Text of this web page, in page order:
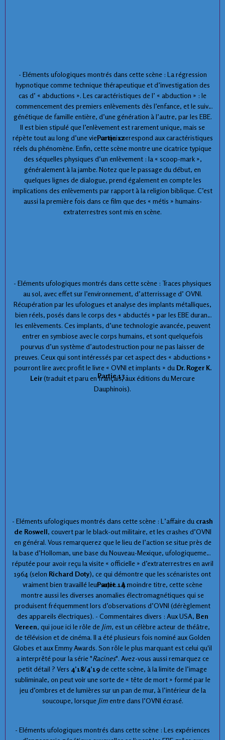
- Eléments ufologiques montrés dans cette scène : La régression
hypnotique comme technique thérapeutique et d’investigation des
cas d’ « abductions ». Les caractéristiques de l’ « abduction » : le
commencement des premiers enlèvements dès l’enfance, et le suivi
génétique de famille entière, d’une génération à l’autre, par les EBE.
Il est bien stipulé que l’enlèvement est rarement unique, mais se
répète tout au long d’une vie, ce qui correspond aux caractéristiques
réels du phénomène. Enfin, cette scène montre une cicatrice typique
des séquelles physiques d’un enlèvement : la « scoop-mark »,
généralement à la jambe. Notez que le passage du début, en
quelques lignes de dialogue, prend également en compte les
implications des enlèvements par rapport à la religion biblique. C’est
aussi la première fois dans ce film que des « métis » humains-
extraterrestres sont mis en scène.
Partie 12 :
- Eléments ufologiques montrés dans cette scène : Traces physiques
au sol, avec effet sur l’environnement, d’atterrissage d’ OVNI.
Récupération par les ufologues et analyse des implants métalliques,
bien réels, posés dans le corps des « abductés » par les EBE durant
les enlèvements. Ces implants, d’une technologie avancée, peuvent
entrer en symbiose avec le corps humains, et sont quelquefois
pourvus d’un système d’autodestruction pour ne pas laisser de
preuves. Ceux qui sont intéressés par cet aspect des « abductions »
pourront lire avec profit le livre « OVNI et implants » du Dr. Roger K.
Leir(traduit et paru en français, aux éditions du Mercure
Dauphinois).
Partie 13 :
- Eléments ufologiques montrés dans cette scène : L’affaire du crash
de Roswell, couvert par le black-out militaire, et les crashes d’OVNI
en général. Vous remarquerez que le lieu de l’action se situe près de
la base d’Holloman, une base du Nouveau-Mexique, ufologiquement
réputée pour avoir reçu la visite « officielle » d’extraterrestres en avril
1964 (selon Richard Doty), ce qui démontre que les scénaristes ont
vraiment bien travaillé leur sujet... A moindre titre, cette scène
montre aussi les diverses anomalies électromagnétiques qui se
produisent fréquemment lors d’observations d’OVNI (dérèglement
des appareils électriques). - Commentaires divers : Aux USA, Ben
Vereen, qui joue ici le rôle de Jim, est un célèbre acteur de théâtre,
de télévision et de cinéma. Il a été plusieurs fois nominé aux Golden
Globes et aux Emmy Awards. Son rôle le plus marquant est celui qu'il
a interprêté pour la série "Racines". Avez-vous aussi remarquez ce
petit détail ? Vers 4’18/4’19de cette scène, à la limite de l’image
subliminale, on peut voir une sorte de « tête de mort » formé par le
jeu d’ombres et de lumières sur un pan de mur, à l’intérieur de la
soucoupe, lorsque Jimentre dans l’OVNI écrasé.
Partie 14 :
- Eléments ufologiques montrés dans cette scène : Les expériences